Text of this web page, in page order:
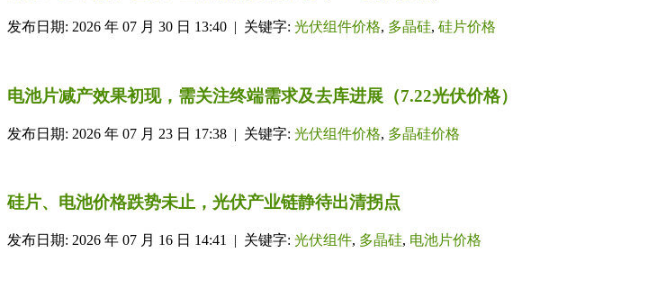
发布日期: 2026 年 07 月 30 日 13:40 | 关键字: 光伏组件价格, 多晶硅, 硅片价格
电池片减产效果初现，需关注终端需求及去库进展（7.22光伏价格）
发布日期: 2026 年 07 月 23 日 17:38 | 关键字: 光伏组件价格, 多晶硅价格
硅片、电池价格跌势未止，光伏产业链静待出清拐点
发布日期: 2026 年 07 月 16 日 14:41 | 关键字: 光伏组件, 多晶硅, 电池片价格